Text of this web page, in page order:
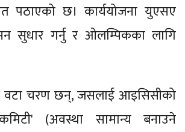
पठाएको छ। कार्ययोजना युएसए
सुधार गर्नु र ओलम्पिकका लागि
वटा चरण छन्, जसलाई आइसिसीको
(अवस्था सामान्य बनाउने